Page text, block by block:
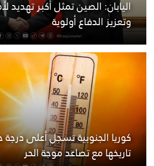
اليابان: الصين تمثل أكبر تهديد
وتعزيز الدفاع أولوية
كوريا الجنوبية تسجل أعلى
تاريخها مع تصاعد موجة الحر